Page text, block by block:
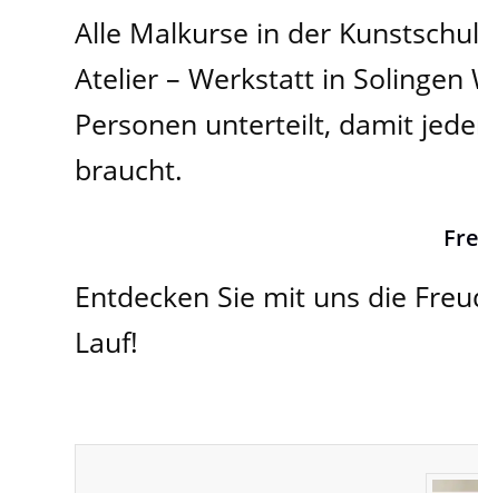
Alle Malkurse in der
Atelier – Werkstatt in
Personen unterteilt, damit
braucht.
Entdecken Sie mit uns die
Lauf!